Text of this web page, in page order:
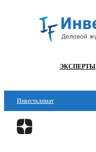
ЭКСПЕРТЫ
Инвестклимат
Финансы